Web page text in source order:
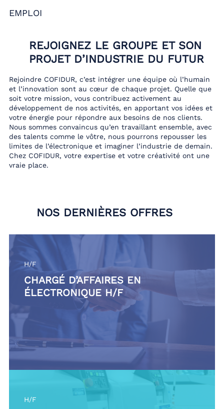
EMPLOI
REJOIGNEZ LE GROUPE ET SON
PROJET D’INDUSTRIE DU FUTUR
Rejoindre COFIDUR, c’est intégrer une équipe où l’humain
et l’innovation sont au cœur de chaque projet. Quelle que
soit votre mission, vous contribuez activement au
développement de nos activités, en apportant vos idées et
votre énergie pour répondre aux besoins de nos clients.
Nous sommes convaincus qu’en travaillant ensemble, avec
des talents comme le vôtre, nous pourrons repousser les
limites de l’électronique et imaginer l’industrie de demain.
Chez COFIDUR, votre expertise et votre créativité ont une
vraie place.
NOS DERNIÈRES OFFRES
H/F
CHARGÉ D’AFFAIRES EN
ÉLECTRONIQUE H/F
H/F